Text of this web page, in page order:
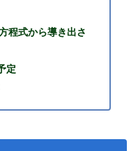
程式から導き出さ
定